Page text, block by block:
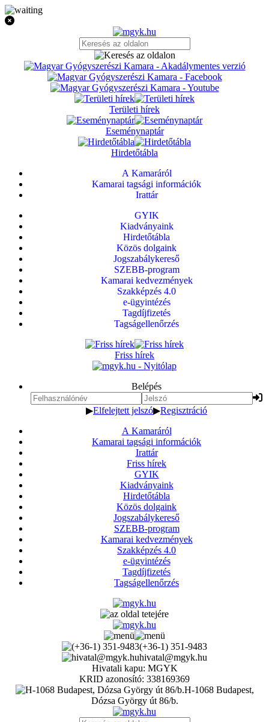
Területi hírek
Eseménynaptár
Hirdetőtábla
A Kamaráról
Kamarai tagsági információk
Irattár
GYIK
Kiadványaink
Hirdetőtábla
Közös dolgaink
Jogszabálykereső
SZEBB-program
Kamarai kedvezmények
Szakképzés 4.0
e-ügyintézés
Tagdíjfizetés
Tagságellenőrzés
Friss hírek
Belépés
▶Elfelejtett jelszó▶Regisztráció
A Kamaráról
Kamarai tagsági információk
Irattár
Friss hírek
GYIK
Kiadványaink
Hirdetőtábla
Közös dolgaink
Jogszabálykereső
SZEBB-program
Kamarai kedvezmények
Szakképzés 4.0
e-ügyintézés
Tagdíjfizetés
Tagságellenőrzés
(+36-1) 351-9483
hivatal@mgyk.hu
Hivatali kapu: MGYK
KRID azonosító: 338169369
H-1068 Budapest,
Dózsa György út 86/b.